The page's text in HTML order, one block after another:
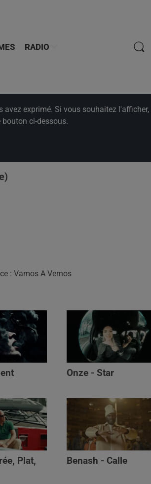
RADIO
avez exprimé. Si vous souhaitez l'afficher,
ci-dessous.
: Vamos A Vernos
Onze - Star
Plat,
Benash - Calle